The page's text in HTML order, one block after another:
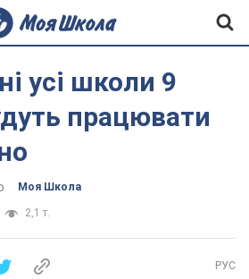
усі школи 9
працювати
Моя Школа
2,1 т.
РУС